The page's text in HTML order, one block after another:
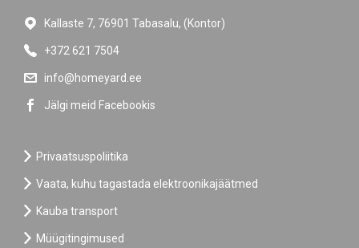
Kallaste 7, 76901 Tabasalu, (Kontor)
+372 621 7504
info@homeyard.ee
Jälgi meid Facebookis
Privaatsuspoliitika
Vaata, kuhu tagastada elektroonikajäätmed
Kauba transport
Müügitingimused